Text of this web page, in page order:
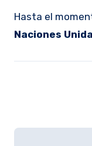
Hasta el
Naciones